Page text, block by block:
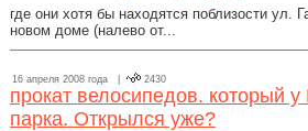
где они хотя бы находятся поблизости ул.
новом доме (налево от...
16 апреля 2008 года | 2430
прокат велосипедов. который у
парка. Открылся уже?